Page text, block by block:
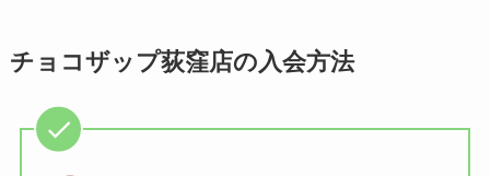
チョコザップ荻窪店の入会方法